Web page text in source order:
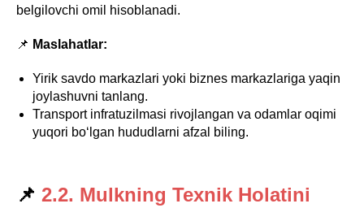
belgilovchi omil hisoblanadi.
📌 Maslahatlar:
Yirik savdo markazlari yoki biznes markazlariga yaqin
joylashuvni tanlang.
Transport infratuzilmasi rivojlangan va odamlar oqimi
yuqori bo‘lgan hududlarni afzal biling.
📌 2.2. Mulkning Texnik Holatini